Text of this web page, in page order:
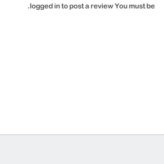
You must be
logged in to post a review.